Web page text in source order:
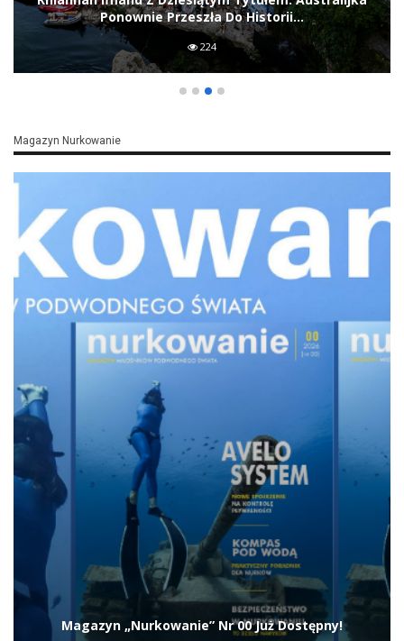
Teraz czas na badania
Odnaleziona tkanina trafi do włoskiego
Centralnego Instytutu Restauracji (ICR),
gdzie specjaliści spróbują określić rodzaj
włókien oraz technikę wykonania. Wyniki
analiz mogą dostarczyć nowych informacji o
rzemiośle i życiu mieszkańców Gran Carro
sprzed blisko 3000 lat.
Źródło: Soprintendenza Archeologia, Belle Arti e
Paesaggio per la provincia di Viterbo e per l’Etruria
Meridionale / Ministero della Cultura (Włochy)
Magazyn BlueLife
Spodobał Ci się artykuł?Wesprzyj naszą